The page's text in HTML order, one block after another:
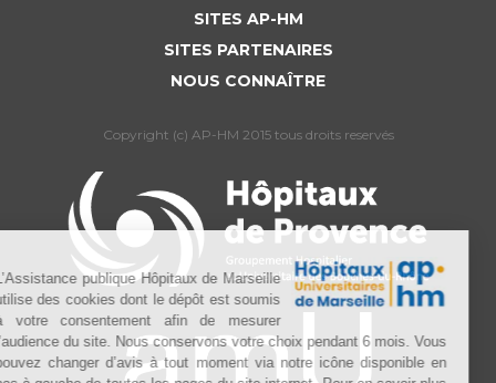
SITES AP-HM
SITES PARTENAIRES
NOUS CONNAÎTRE
Copyright (c) AP-HM 2015 tous droits reservés
L’Assistance publique Hôpitaux de Marseille
utilise des cookies dont le dépôt est soumis
à votre consentement afin de mesurer
l’audience du site. Nous conservons votre choix pendant 6 mois. Vous
pouvez changer d’avis à tout moment via notre icône disponible en